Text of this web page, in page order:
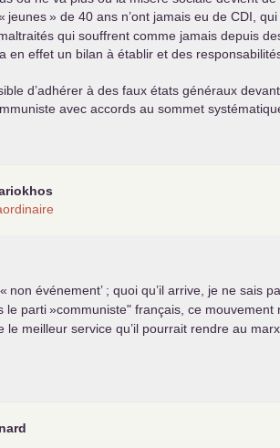
jeunes» de 40 ans n’ont jamais eu de CDI ,
qui souffrent comme jamais depuis
en effet un bilan à établir et des
d’adhérer à des faux états généraux
avec accords au sommet
non événement’ ; quoi qu’il arrive, je ne sais
le parti»communiste" français, ce mouvement
meilleur service qu’il pourrait rendre au